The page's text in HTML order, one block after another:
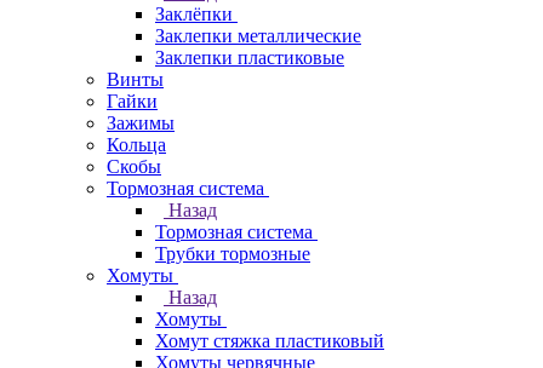
Заклёпки
Заклепки металлические
Заклепки пластиковые
Винты
Гайки
Зажимы
Кольца
Скобы
Тормозная система
Назад
Тормозная система
Трубки тормозные
Хомуты
Назад
Хомуты
Хомут стяжка пластиковый
Хомуты червячные